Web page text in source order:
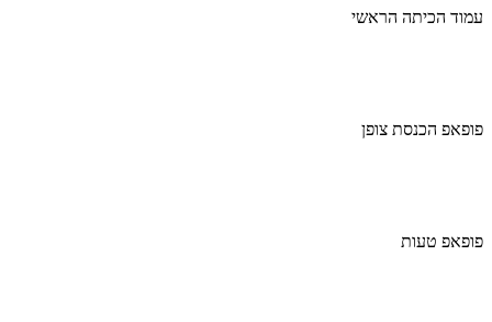
עמוד הכיתה הראשי
פופאפ הכנסת צופן
פופאפ טעות